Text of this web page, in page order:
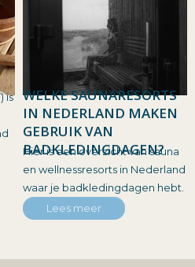
is
WELKE SAUNARESORTS
IN NEDERLAND MAKEN
GEBRUIK VAN
BADKLEDINGDAGEN?
Hier is een overzicht van sauna
en wellnessresorts in Nederland
waar je badkledingdagen hebt.
Lees meer